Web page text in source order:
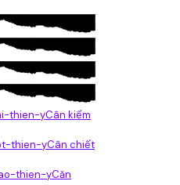
Cân kiểm
Cân chiết
Căn